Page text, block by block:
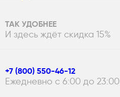
ТАК УДОБНЕЕ
И здесь ждёт скидка 15%
+7 (800) 550-46-12
Ежедневно с 6:00 до 23:00